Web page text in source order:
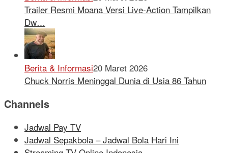
Trailer Resmi Moana Versi Live-Action Tampilkan
Dw…
Berita & Informasi20 Maret 2026
Chuck Norris Meninggal Dunia di Usia 86 Tahun
Channels
Jadwal Pay TV
Jadwal Sepakbola – Jadwal Bola Hari Ini